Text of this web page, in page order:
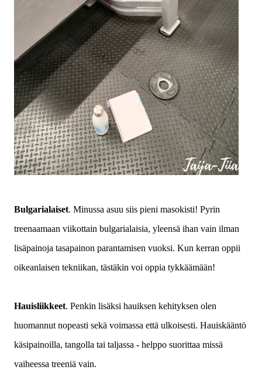
Bulgarialaiset. Minussa asuu siis pieni masokisti! Pyrin
treenaamaan viikottain bulgarialaisia, yleensä ihan vain ilman
lisäpainoja tasapainon parantamisen vuoksi. Kun kerran oppii
oikeanlaisen tekniikan, tästäkin voi oppia tykkäämään!
Hauisliikkeet. Penkin lisäksi hauiksen kehityksen olen
huomannut nopeasti sekä voimassa että ulkoisesti. Hauiskääntö
käsipainoilla, tangolla tai taljassa - helppo suorittaa missä
vaiheessa treeniä vain.